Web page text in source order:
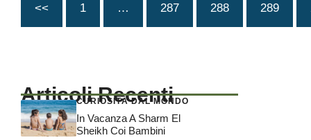
<< 1 … 287 288 289
Articoli Recenti
CURIOSITÀ DAL MONDO
In Vacanza A Sharm El
Sheikh Coi Bambini